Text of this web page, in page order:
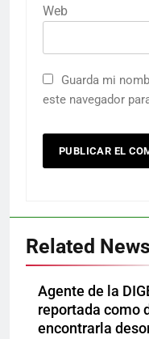
Web
Guarda mi
este navegador
Related News
Agente de la
reportada como
encontrarla